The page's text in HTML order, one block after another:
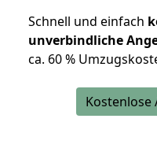
Schnell und einfach
unverbindliche
ca. 60 %
Kostenlose